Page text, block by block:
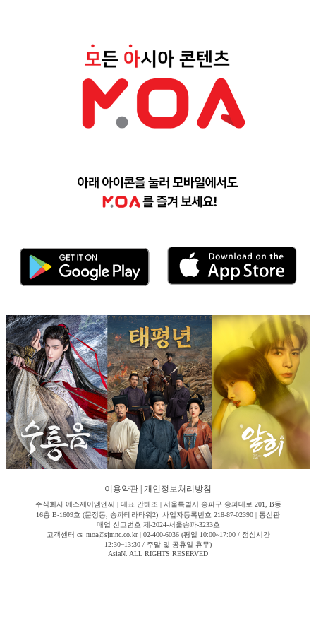
이용약관 개인정보처리방침
주식회사 에스제이엠엔씨 | 대표 안해조 | 서울특별시 송파구 송파대로 201, B동
16층 B-1609호 (문정동, 송파테라타워2) 사업자등록번호 218-87-02390 | 통신판
매업 신고번호 제-2024-서울송파-3233호
고객센터 cs_moa@sjmnc.co.kr | 02-400-6036 (평일 10:00~17:00 / 점심시간
12:30~13:30 / 주말 및 공휴일 휴무)
AsiaN. ALL RIGHTS RESERVED